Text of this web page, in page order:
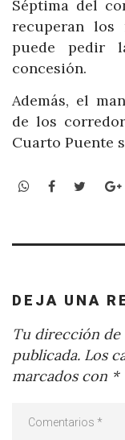
Séptima del
recuperan los
puede pedir
concesión.
Además, el
de los
Cuarto Puente
WhatsApp
Facebook
Twitter
DEJA UNA
Tu dirección
publicada. Los
marcados con *